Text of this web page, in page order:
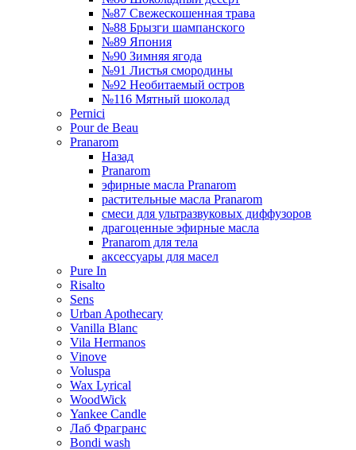
№87 Свежескошенная трава
№88 Брызги шампанского
№89 Япония
№90 Зимняя ягода
№91 Листья смородины
№92 Необитаемый остров
№116 Мятный шоколад
Pernici
Pour de Beau
Pranarom
Назад
Pranarom
эфирные масла Pranarom
растительные масла Pranarom
смеси для ультразвуковых диффузоров
драгоценные эфирные масла
Pranarom для тела
аксессуары для масел
Pure In
Risalto
Sens
Urban Apothecary
Vanilla Blanc
Vila Hermanos
Vinove
Voluspa
Wax Lyrical
WoodWick
Yankee Candle
Лаб Фрагранс
Bondi wash